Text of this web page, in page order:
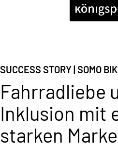
SUCCESS STORY| SOMO
Fahrradliebe
Inklusion mit
starken